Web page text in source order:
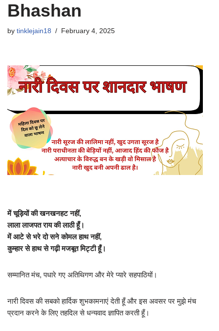
Bhashan
by tinklejain18 February 4, 2025
में चूड़ियों की खनखनहट नहीं,
लाला लाजपत राय की लाठी हूँ।
में आटे से भरे दो सने कोमल हाथ नहीं,
कुम्हार से हाथ से गढ़ी मजबूत मिट्टी हूँ।
सम्मानित मंच, पधारे गए अतिथिगण और मेरे प्यारे सहपाठियों।
नारी दिवस की सबको हार्दिक शुभकामनाएं देती हूँ और इस अवसर पर मुझे मंच
प्रदान करने के लिए तहदिल से धन्यवाद ज्ञापित करती हूँ।